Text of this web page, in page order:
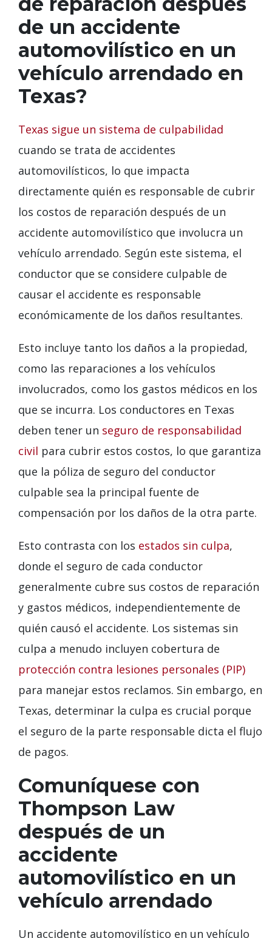
de un accidente
automovilístico en un
vehículo arrendado en
Texas?
Texas sigue un sistema de culpabilidad
cuando se trata de accidentes
automovilísticos, lo que impacta
directamente quién es responsable de cubrir
los costos de reparación después de un
accidente automovilístico que involucra un
vehículo arrendado. Según este sistema, el
conductor que se considere culpable de
causar el accidente es responsable
económicamente de los daños resultantes.
Esto incluye tanto los daños a la propiedad,
como las reparaciones a los vehículos
involucrados, como los gastos médicos en los
que se incurra. Los conductores en Texas
deben tener un seguro de responsabilidad
civil para cubrir estos costos, lo que garantiza
que la póliza de seguro del conductor
culpable sea la principal fuente de
compensación por los daños de la otra parte.
Esto contrasta con los estados sin culpa,
donde el seguro de cada conductor
generalmente cubre sus costos de reparación
y gastos médicos, independientemente de
quién causó el accidente. Los sistemas sin
culpa a menudo incluyen cobertura de
protección contra lesiones personales (PIP)
para manejar estos reclamos. Sin embargo, en
Texas, determinar la culpa es crucial porque
el seguro de la parte responsable dicta el flujo
de pagos.
Comuníquese con
Thompson Law
después de un
accidente
automovilístico en un
vehículo arrendado
Un accidente automovilístico en un vehículo